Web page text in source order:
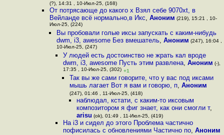
(?), 14:31 , 10-Июл-25, (168)
От потрясающе до какого х Взял себе 9070xt, в
Вейланде всё нормально,в Икс,Аноним (219), 15:21 , 10-
Июл-25, (224)
Вы пробовали голые иксы запускать с каким-нибудь
dwm, i3, awesome Без вмешатель, Аноним (247), 16:04 ,
10-Июл-25, (247)
У людей есть достоинство не жрать кал вроде
dwm, i3, awesome Пусть этим развлена, Аноним (-),
17:35 , 10-Июл-25, (302) +1
Так вы же сами говорите, что у вас под иксами
мышь лагает Вот я вам и говорю, п,Аноним
(247), 01:46 , 11-Июл-25, (418)
наблюдал, кстати, с каким-то иксовым
композитором я фиг знает, как они смогли т,
arisu (ok), 01:49 , 11-Июл-25, (419)
На i3 и сидел до этого Проблема частично
пофисилась с обновлениями Частично по, Аноним